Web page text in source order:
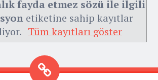
fayda etmez sözü ile ilgili
etiketine sahip kayıtlar
Tüm kayıtları göster